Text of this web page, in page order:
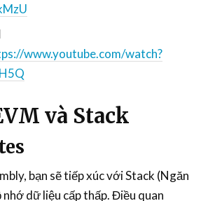
www.youtube.com/watch?
và Stack
bạn sẽ tiếp xúc với Stack (Ngăn
nhớ dữ liệu cấp thấp. Điều quan